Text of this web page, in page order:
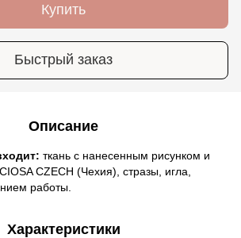
Купить
Быстрый заказ
Описание
ткань с нанесенным рисунком и
CZECH (Чехия), стразы, игла,
работы.
Характеристики